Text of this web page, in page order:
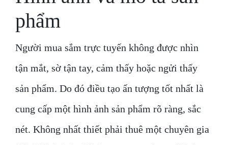
phẩm
Người mua sắm trực tuyến không được nhìn
tận mắt, sờ tận tay, cảm thấy hoặc ngửi thấy
sản phẩm. Do đó điều tạo ấn tượng tốt nhất là
cung cấp một hình ảnh sản phẩm rõ ràng, sắc
nét. Không nhất thiết phải thuê một chuyên gia